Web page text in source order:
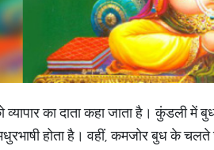
व्यापार का दाता कहा जाता है। कुंडली
होता है। वहीं, कमजोर बुध के